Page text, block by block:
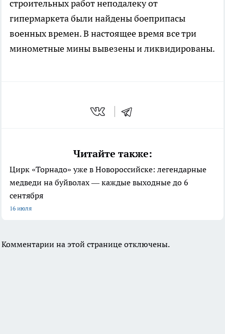
строительных работ неподалеку от
гипермаркета были найдены боеприпасы
военных времен. В настоящее время все три
минометные мины вывезены и ликвидированы.
Читайте также:
Цирк «Торнадо» уже в Новороссийске: легендарные
медведи на буйволах — каждые выходные до 6
сентября
16 июля
Комментарии на этой странице отключены.